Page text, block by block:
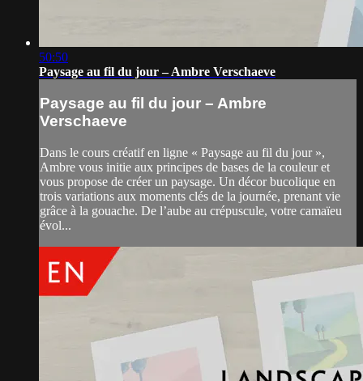
50:50
Paysage au fil du jour – Ambre Verschaeve
Paysage au fil du jour – Ambre
Verschaeve
Dans le cours créatif en ligne « Paysage au fil du jour »,
Ambre vous initie aux principes de bases de la couleur et
vous propose de créer un paysage. Un décor bucolique en
trois variations aux moments clés de la journée, prenant vie
grâce à la gouache. De l’aube au crépuscule, votre camaïeu
évol...